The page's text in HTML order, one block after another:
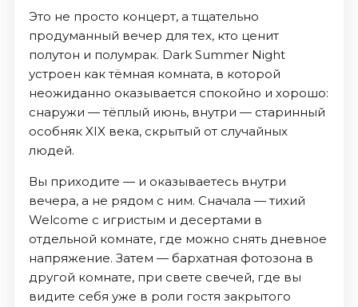
Это не просто концерт, а тщательно
продуманный вечер для тех, кто ценит
полутон и полумрак. Dark Summer Night
устроен как тёмная комната, в которой
неожиданно оказывается спокойно и хорошо:
снаружи — тёплый июнь, внутри — старинный
особняк XIX века, скрытый от случайных
людей.
Вы приходите — и оказываетесь внутри
вечера, а не рядом с ним. Сначала — тихий
Welcome с игристым и десертами в
отдельной комнате, где можно снять дневное
напряжение. Затем — бархатная фотозона в
другой комнате, при свете свечей, где вы
видите себя уже в роли гостя закрытого